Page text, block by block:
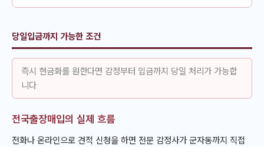
당일입금까지 가능한 조건
즉시 현금화를 원한다면 감정부터 입금까지 당일 처리가 가능합
니다
전국출장매입의 실제 흐름
전화나 온라인으로 견적 신청을 하면 전문 감정사가 군자동까지 직접